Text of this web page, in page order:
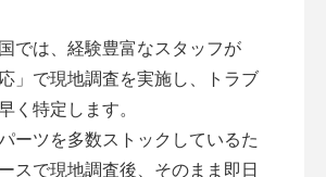
では、経験豊富なスタッフが
」で現地調査を実施し、トラブ
く特定します。
ーツを多数ストックしているた
スで現地調査後、そのまま即日